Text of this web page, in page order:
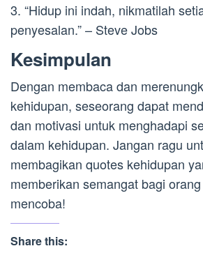
3. “Hidup ini indah, nikmatilah
penyesalan.” – Steve Jobs
Kesimpulan
Dengan membaca dan
kehidupan, seseorang dapat
dan motivasi untuk menghadapi
dalam kehidupan. Jangan ragu
membagikan quotes kehidupan
memberikan semangat bagi
mencoba!
Share this: